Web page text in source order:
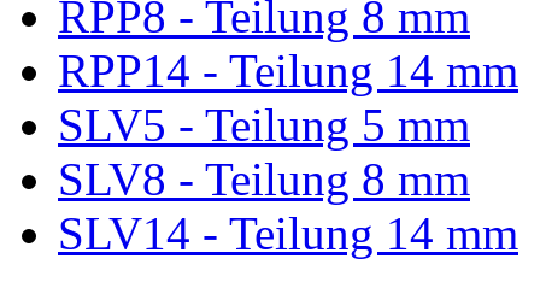
RPP8 - Teilung 8 mm
RPP14 - Teilung 14 mm
SLV5 - Teilung 5 mm
SLV8 - Teilung 8 mm
SLV14 - Teilung 14 mm